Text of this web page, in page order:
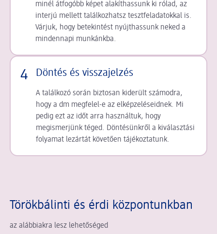
minél átfogóbb képet alakíthassunk ki rólad, az
interjú mellett találkozhatsz tesztfeladatokkal is.
Várjuk, hogy betekintést nyújthassunk neked a
mindennapi munkánkba.
4 Döntés és visszajelzés
A találkozó során biztosan kiderült számodra,
hogy a dm megfelel-e az elképzeléseidnek. Mi
pedig ezt az időt arra használtuk, hogy
megismerjünk téged. Döntésünkről a kiválasztási
folyamat lezártát követően tájékoztatunk.
Törökbálinti és érdi központunkban
az alábbiakra lesz lehetőséged